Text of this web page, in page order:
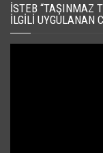
İSTEB “TAŞINMAZ
İLGILI UYGULANAN